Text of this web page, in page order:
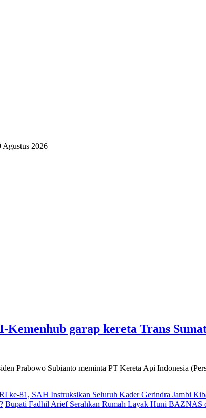
2026
Kemenhub garap kereta Trans
Prabowo Subianto meminta PT Kereta Api Indonesia
ke-81, SAH Instruksikan Seluruh Kader Gerindra Jambi
Bupati Fadhil Arief Serahkan Rumah Layak Huni BAZNAS